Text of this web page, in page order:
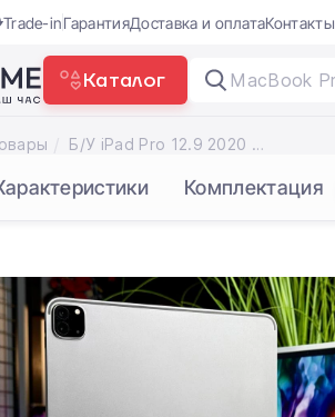
Trade-inГарантияДоставка и оплатаКонтакты
Каталог MacBo|
Б/У iPad Pro 12.9 2020 Wi-Fi 256GB Space Gray (MXAT2) | Состояние: удовлетворительное, повреждено стекло дисплея | Аккумулятор: 79% | Гарантия: 1 месяц | Комплект: полный
Комплектация